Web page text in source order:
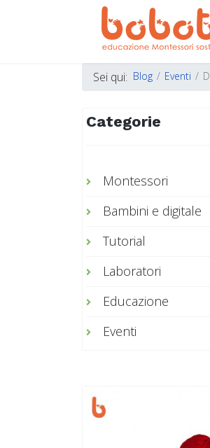
Sei qui: Blog Eventi
Categorie
Montessori
Bambini e digitale
Tutorial
Laboratori
Educazione
Eventi